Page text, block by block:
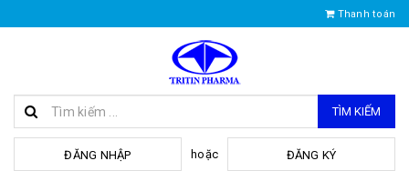
Thanh toán
TÌM KIẾM
ĐĂNG NHẬP hoặc ĐĂNG KÝ